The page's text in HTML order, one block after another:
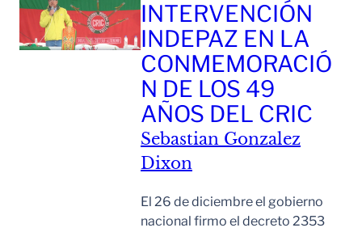
INTERVENCIÓN
INDEPAZ EN LA
CONMEMORACIÓ
N DE LOS 49
AÑOS DEL CRIC
Sebastian Gonzalez
Dixon
El 26 de diciembre el gobierno
nacional firmo el decreto 2353